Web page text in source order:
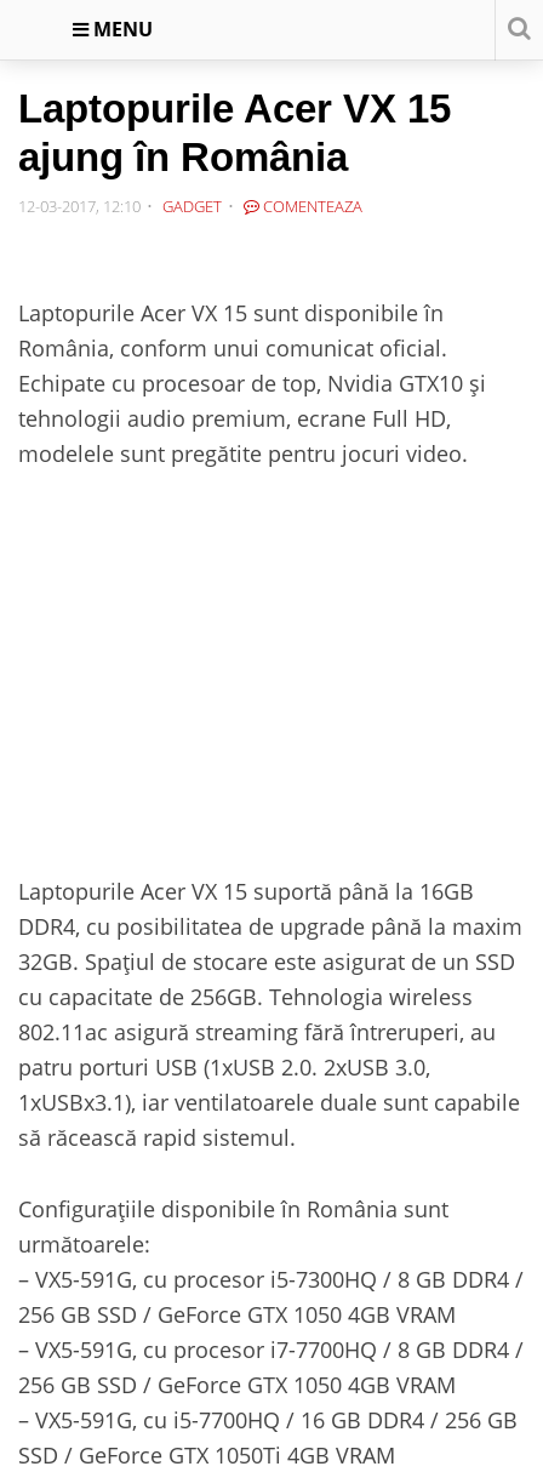
MENU
Laptopurile Acer VX 15
ajung în România
12-03-2017, 12:10 GADGET COMENTEAZA
Laptopurile Acer VX 15 sunt disponibile în
România, conform unui comunicat oficial.
Echipate cu procesoar de top, Nvidia GTX10 și
tehnologii audio premium, ecrane Full HD,
modelele sunt pregătite pentru jocuri video.
Laptopurile Acer VX 15 suportă până la 16GB
DDR4, cu posibilitatea de upgrade până la maxim
32GB. Spațiul de stocare este asigurat de un SSD
cu capacitate de 256GB. Tehnologia wireless
802.11ac asigură streaming fără întreruperi, au
patru porturi USB (1xUSB 2.0. 2xUSB 3.0,
1xUSBx3.1), iar ventilatoarele duale sunt capabile
să răcească rapid sistemul.
Configurațiile disponibile în România sunt
următoarele:
– VX5-591G, cu procesor i5-7300HQ / 8 GB DDR4 /
256 GB SSD / GeForce GTX 1050 4GB VRAM
– VX5-591G, cu procesor i7-7700HQ / 8 GB DDR4 /
256 GB SSD / GeForce GTX 1050 4GB VRAM
– VX5-591G, cu i5-7700HQ / 16 GB DDR4 / 256 GB
SSD / GeForce GTX 1050Ti 4GB VRAM